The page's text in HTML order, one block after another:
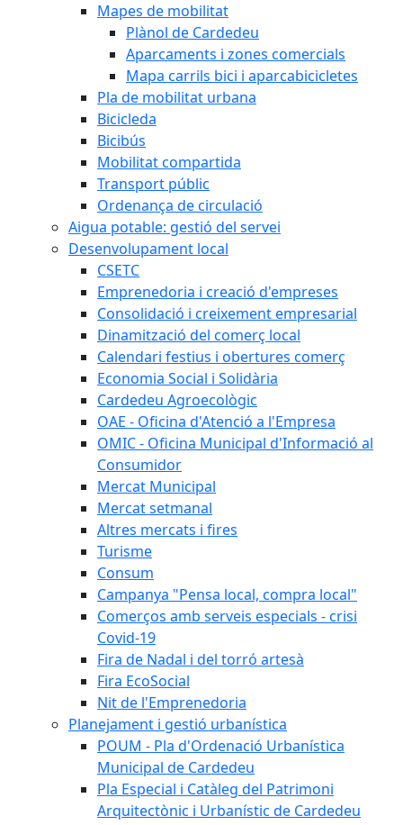
Mapes de mobilitat
Plànol de Cardedeu
Aparcaments i zones comercials
Mapa carrils bici i aparcabicicletes
Pla de mobilitat urbana
Bicicleda
Bicibús
Mobilitat compartida
Transport públic
Ordenança de circulació
Aigua potable: gestió del servei
Desenvolupament local
CSETC
Emprenedoria i creació d'empreses
Consolidació i creixement empresarial
Dinamització del comerç local
Calendari festius i obertures comerç
Economia Social i Solidària
Cardedeu Agroecològic
OAE - Oficina d'Atenció a l'Empresa
OMIC - Oficina Municipal d'Informació al
Consumidor
Mercat Municipal
Mercat setmanal
Altres mercats i fires
Turisme
Consum
Campanya "Pensa local, compra local"
Comerços amb serveis especials - crisi
Covid-19
Fira de Nadal i del torró artesà
Fira EcoSocial
Nit de l'Emprenedoria
Planejament i gestió urbanística
POUM - Pla d'Ordenació Urbanística
Municipal de Cardedeu
Pla Especial i Catàleg del Patrimoni
Arquitectònic i Urbanístic de Cardedeu